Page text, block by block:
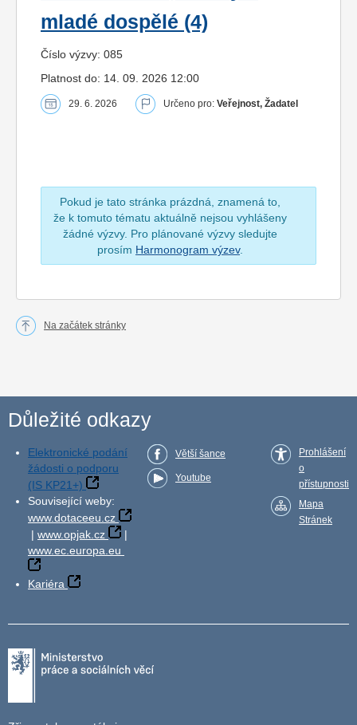
mladé dospělé (4)
Číslo výzvy: 085
Platnost do: 14. 09. 2026 12:00
29. 6. 2026 Určeno pro: Veřejnost, Žadatel
Pokud je tato stránka prázdná, znamená to,
že k tomuto tématu aktuálně nejsou vyhlášeny
žádné výzvy. Pro plánované výzvy sledujte
prosím Harmonogram výzev.
Na začátek stránky
Důležité odkazy
Elektronické podání
žádosti o podporu
(IS KP21+)
Související weby:
www.dotaceeu.cz
| www.opjak.cz
|
www.ec.europa.eu
Kariéra
Větší šance
Youtube
Prohlášení
o
přístupnosti
Mapa
Stránek